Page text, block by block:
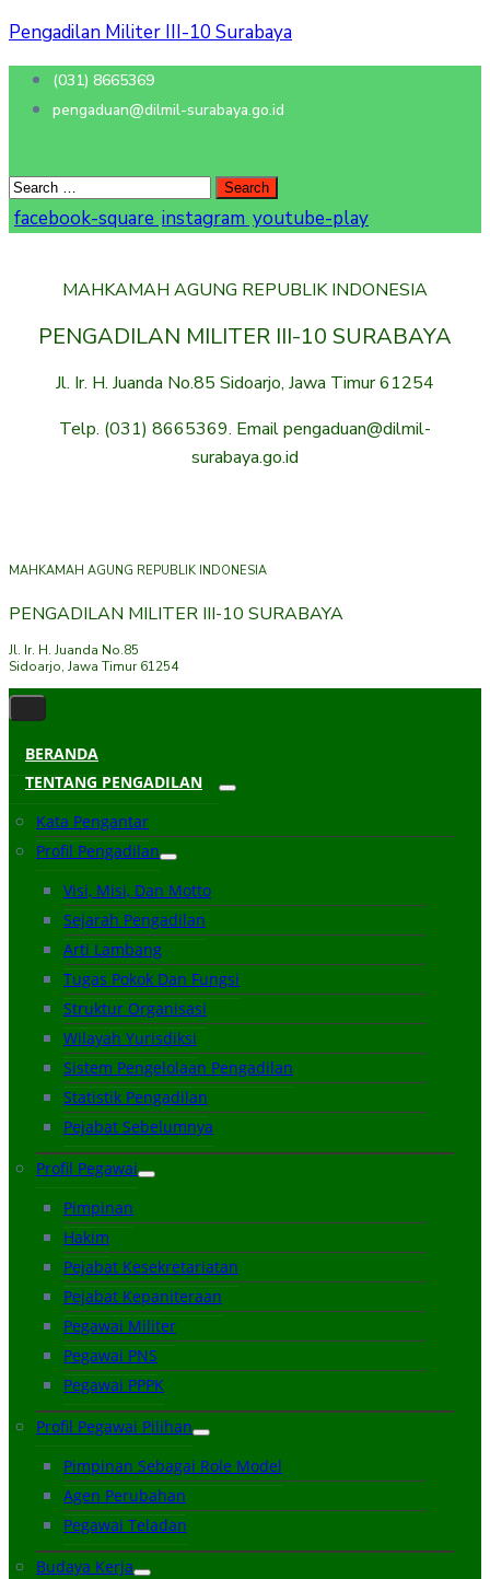
Pengadilan Militer III-10 Surabaya
(031) 8665369
pengaduan@dilmil-surabaya.go.id
facebook-square instagram youtube-play
MAHKAMAH AGUNG REPUBLIK INDONESIA
PENGADILAN MILITER III-10 SURABAYA
Jl. Ir. H. Juanda No.85 Sidoarjo, Jawa Timur 61254
Telp. (031) 8665369. Email pengaduan@dilmil-
surabaya.go.id
MAHKAMAH AGUNG REPUBLIK INDONESIA
PENGADILAN MILITER III-10 SURABAYA
Jl. Ir. H. Juanda No.85
Sidoarjo, Jawa Timur 61254
BERANDA
TENTANG PENGADILAN
Kata Pengantar
Profil Pengadilan
Visi, Misi, Dan Motto
Sejarah Pengadilan
Arti Lambang
Tugas Pokok Dan Fungsi
Struktur Organisasi
Wilayah Yurisdiksi
Sistem Pengelolaan Pengadilan
Statistik Pengadilan
Pejabat Sebelumnya
Profil Pegawai
Pimpinan
Hakim
Pejabat Kesekretariatan
Pejabat Kepaniteraan
Pegawai Militer
Pegawai PNS
Pegawai PPPK
Profil Pegawai Pilihan
Pimpinan Sebagai Role Model
Agen Perubahan
Pegawai Teladan
Budaya Kerja